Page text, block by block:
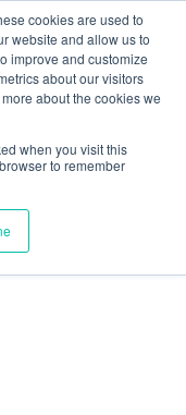
cookies are used to
website and allow us to
improve and customize
about our visitors
about the cookies we
when you visit this
to remember